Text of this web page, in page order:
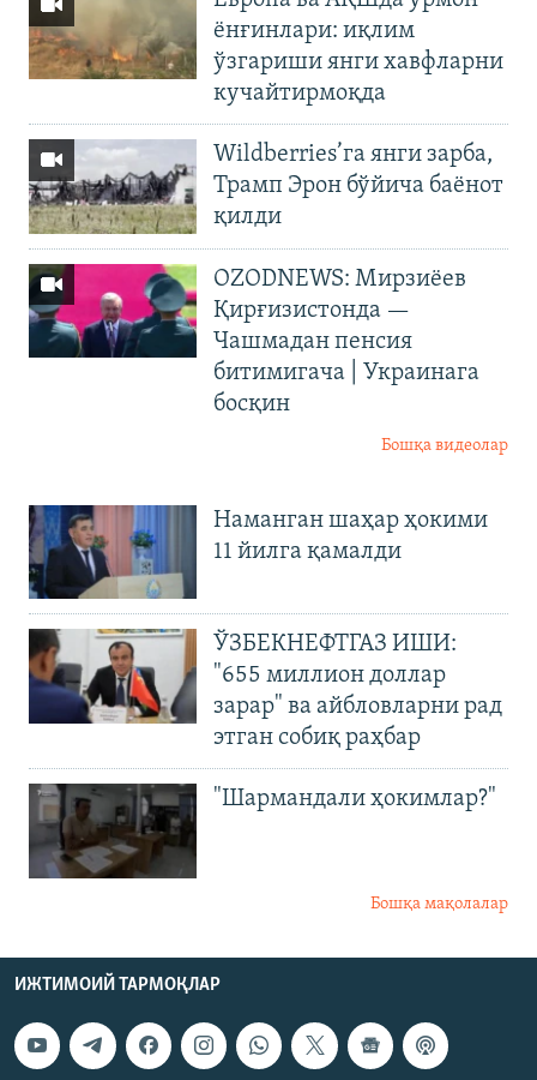
ёнғинлари: иқлим
ўзгариши янги хавфларни
кучайтирмоқда
Wildberries’га янги зарба,
Трамп Эрон бўйича баёнот
қилди
OZODNEWS: Мирзиёев
Қирғизистонда —
Чашмадан пенсия
битимигача | Украинага
босқин
Бошқа видеолар
Наманган шаҳар ҳокими
11 йилга қамалди
ЎЗБЕКНЕФТГАЗ ИШИ:
"655 миллион доллар
зарар" ва айбловларни рад
этган собиқ раҳбар
"Шармандали ҳокимлар?"
Бошқа мақолалар
ИЖТИМОИЙ ТАРМОҚЛАР